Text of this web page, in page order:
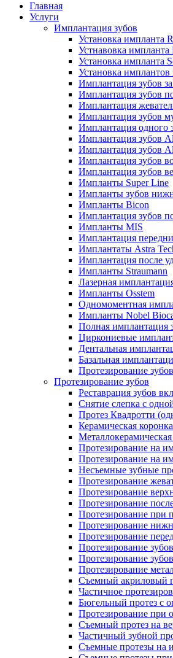
Главная
Услуги
Имплантация зубов
Установка импланта
Устнавовка
Установка импланта
Установка имплантов
Имплантация зубов
Имплантация зубов
Имплантация
Имплантация зубов
Имплантация одного
Имплантация зубов
Имплантация зубов
Имплантация зубов
Имплантация зубов
Импланты Super Line
Импланты зубов
Импланты Bicon
Имплантация зубов
Импланты MIS
Имплантация
Имплантаты Astra
Имплантация после
Импланты Straumann
Лазерная
Импланты Osstem
Одномоментная
Импланты Nobel
Полная имплантация
Циркониевые
Дентальная
Базальная
Протезирование
Протезирование зубов
Реставрация зубов
Снятие слепка с
Протез Квадротти
Керамическая
Протезирование на
Протезирование на
Несъемные зубные
Протезирование
Протезирование
Протезирование
Протезирование при
Протезирование
Протезирование
Протезирование
Протезирование
Протезирование
Съемный акриловый
Частичное
Бюгельный протез с
Протезирование при
Съемный протез на
Частичный зубной
Съемные протезы на